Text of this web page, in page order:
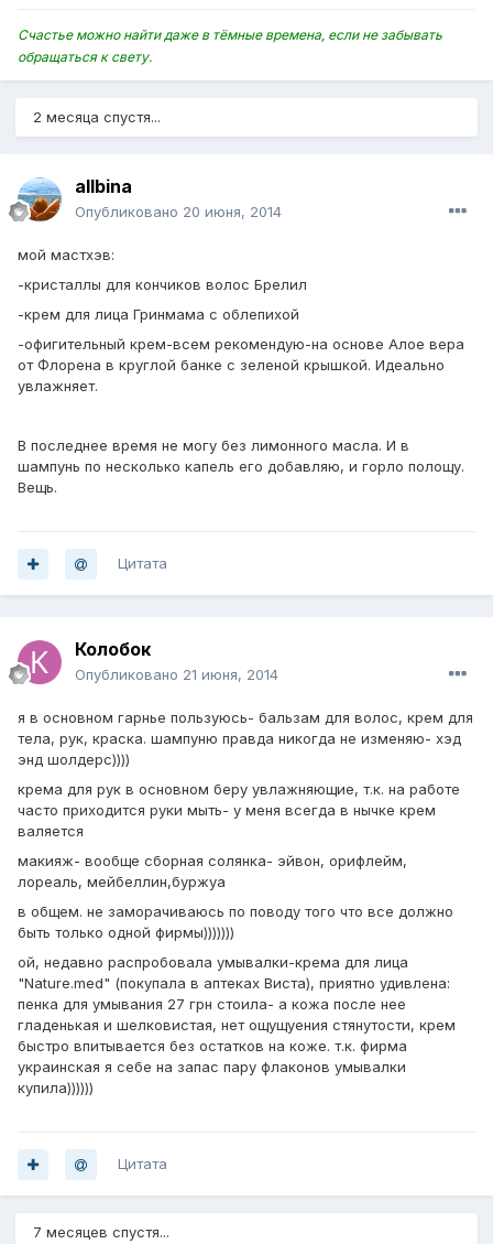
Счастье можно найти даже в тёмные времена, если не забывать
обращаться к свету.
2 месяца спустя...
allbina
Опубликовано 20 июня, 2014
мой мастхэв:
-кристаллы для кончиков волос Брелил
-крем для лица Гринмама с облепихой
-офигительный крем-всем рекомендую-на основе Алое вера
от Флорена в круглой банке с зеленой крышкой. Идеально
увлажняет.
В последнее время не могу без лимонного масла. И в
шампунь по несколько капель его добавляю, и горло полощу.
Вещь.
Цитата
Колобок
Опубликовано 21 июня, 2014
я в основном гарнье пользуюсь- бальзам для волос, крем для
тела, рук, краска. шампуню правда никогда не изменяю- хэд
энд шолдерс))))
крема для рук в основном беру увлажняющие, т.к. на работе
часто приходится руки мыть- у меня всегда в нычке крем
валяется
макияж- вообще сборная солянка- эйвон, орифлейм,
лореаль, мейбеллин,буржуа
в общем. не заморачиваюсь по поводу того что все должно
быть только одной фирмы)))))))
ой, недавно распробовала умывалки-крема для лица
"Nature.med" (покупала в аптеках Виста), приятно удивлена:
пенка для умывания 27 грн стоила- а кожа после нее
гладенькая и шелковистая, нет ощущуения стянутости, крем
быстро впитывается без остатков на коже. т.к. фирма
украинская я себе на запас пару флаконов умывалки
купила))))))
Цитата
7 месяцев спустя...